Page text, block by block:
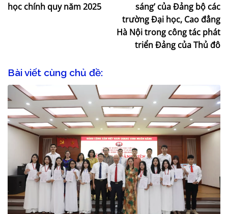
học chính quy năm 2025
sáng’ của Đảng bộ các
trường Đại học, Cao đẳng
Hà Nội trong công tác phát
triển Đảng của Thủ đô
Bài viết cùng chủ đề: